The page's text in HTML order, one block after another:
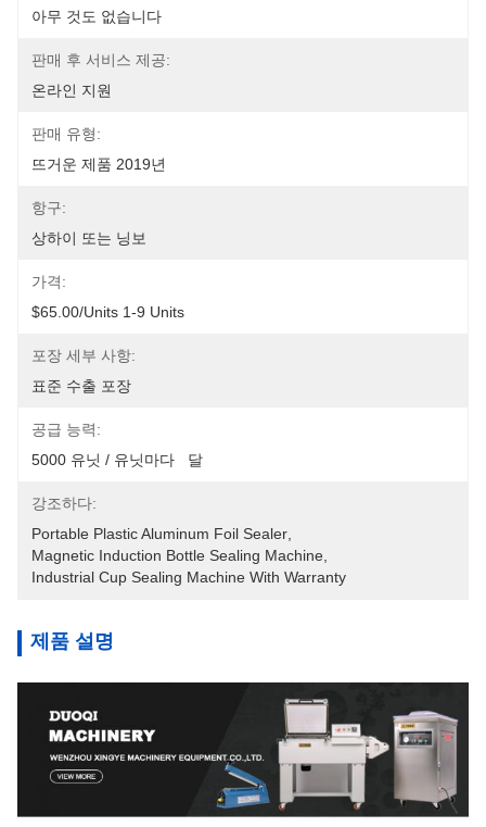
아무 것도 없습니다
판매 후 서비스 제공:
온라인 지원
판매 유형:
뜨거운 제품 2019년
항구:
상하이 또는 닝보
가격:
$65.00/units 1-9 Units
포장 세부 사항:
표준 수출 포장
공급 능력:
5000 유닛 / 유닛마다   달
강조하다:
Portable Plastic Aluminum Foil Sealer
Magnetic Induction Bottle Sealing Machine
Industrial Cup Sealing Machine With Warranty
제품 설명